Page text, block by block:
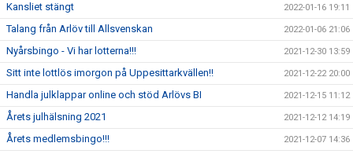
Kansliet stängt 2022-01-16 19:11
Talang från Arlöv till Allsvenskan 2022-01-06 21:06
Nyårsbingo - Vi har lotterna!!! 2021-12-30 13:59
Sitt inte lottlös imorgon på Uppesittarkvällen!! 2021-12-22 20:00
Handla julklappar online och stöd Arlövs BI 2021-12-15 11:12
Årets julhälsning 2021 2021-12-12 14:19
Årets medlemsbingo!!! 2021-12-07 14:36